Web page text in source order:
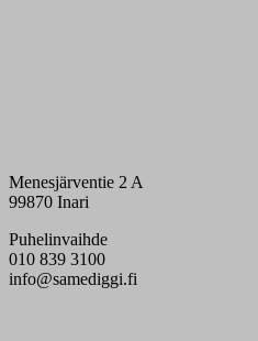
Menesjärventie 2 A
99870 Inari
Puhelinvaihde
010 839 3100
info@samediggi.fi